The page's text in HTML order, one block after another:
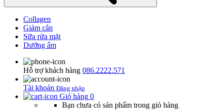
Collagen
Giảm cân
Sữa rửa mặt
Dưỡng ẩm
Hỗ trợ khách hàng 086.2222.571
Tài khoản Đăng nhập
Giỏ hàng 0
Bạn chưa có sản phẩm trong giỏ hàng